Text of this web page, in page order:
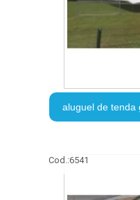
aluguel de tenda
Cod.:6541